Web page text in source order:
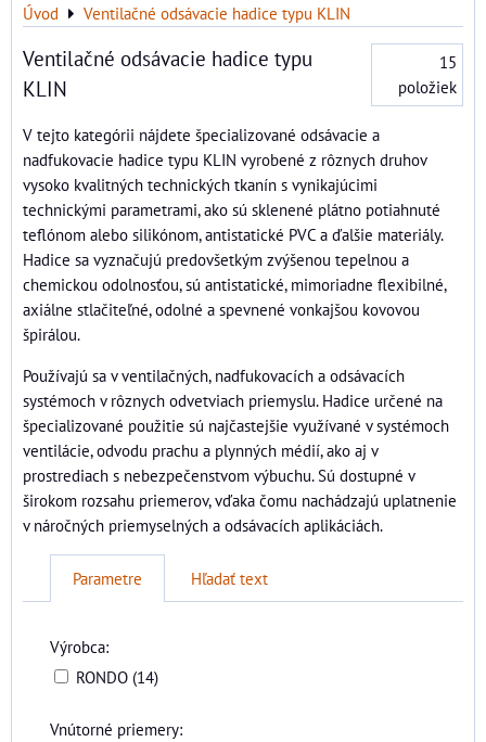
Úvod Ventilačné odsávacie hadice typu KLIN
Ventilačné odsávacie hadice typu
KLIN
15
položiek
V tejto kategórii nájdete špecializované odsávacie a
nadfukovacie hadice typu KLIN vyrobené z rôznych druhov
vysoko kvalitných technických tkanín s vynikajúcimi
technickými parametrami, ako sú sklenené plátno potiahnuté
teflónom alebo silikónom, antistatické PVC a ďalšie materiály.
Hadice sa vyznačujú predovšetkým zvýšenou tepelnou a
chemickou odolnosťou, sú antistatické, mimoriadne flexibilné,
axiálne stlačiteľné, odolné a spevnené vonkajšou kovovou
špirálou.
Používajú sa v ventilačných, nadfukovacích a odsávacích
systémoch v rôznych odvetviach priemyslu. Hadice určené na
špecializované použitie sú najčastejšie využívané v systémoch
ventilácie, odvodu prachu a plynných médií, ako aj v
prostrediach s nebezpečenstvom výbuchu. Sú dostupné v
širokom rozsahu priemerov, vďaka čomu nachádzajú uplatnenie
v náročných priemyselných a odsávacích aplikáciách.
Parametre Hľadať text
Výrobca:
RONDO (14)
Vnútorné priemery: